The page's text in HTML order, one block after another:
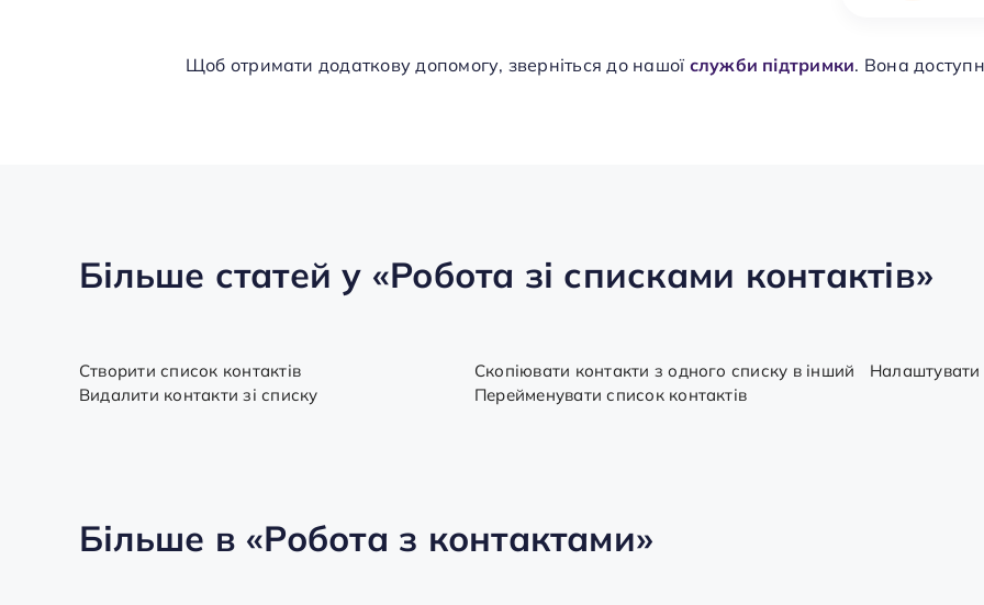
Щоб отримати додаткову допомогу, зверніться до нашої служби підтримки. Вона
Більше статей у «Робота зі списками контактів»
Створити список контактів Cкопіювати контакти з одного списку в інший
Налаштувати
Видалити контакти зі списку
Перейменувати список контактів
Більше в «Робота з контактами»